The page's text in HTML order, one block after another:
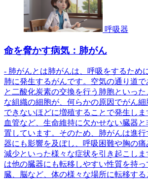
呼吸器
命を脅かす病気：肺がん
- 肺がんとは肺がんは、呼吸をするため
肺に発生するがんです。空気の通り道
と二酸化炭素の交換を行う肺胞といっ
な組織の細胞が、何らかの原因でがん
できないほどに増殖することで発生し
血管など、生命維持に欠かせない臓器
置しています。そのため、肺がんは進
器にも影響を及ぼし、呼吸困難や胸の
減少といった様々な症状を引き起こし
は他の臓器にも転移しやすい性質を持
臓、脳など、体の様々な場所に転移する